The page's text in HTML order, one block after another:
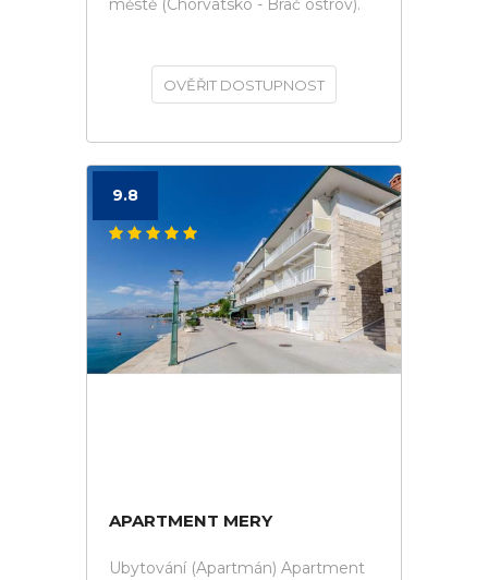
městě (Chorvatsko - Brač ostrov).
OVĚŘIT DOSTUPNOST
9.8
APARTMENT MERY
Ubytování (Apartmán) Apartment